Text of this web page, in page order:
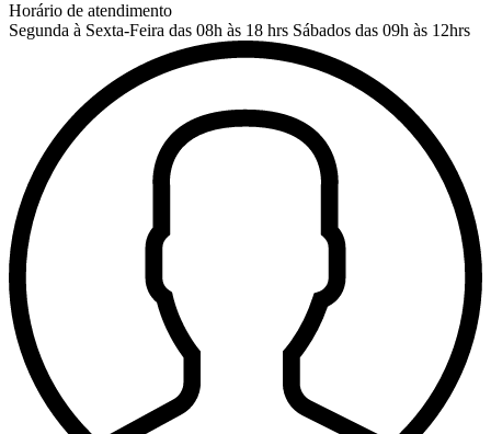
Horário de atendimento
Segunda à Sexta-Feira das 08h às 18 hrs Sábados das 09h às 12hrs